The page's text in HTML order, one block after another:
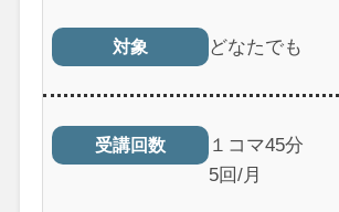
対象 どなたでも
受講回数
１コマ45分
5回/月